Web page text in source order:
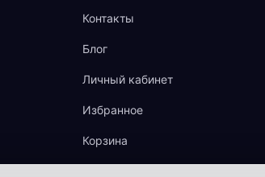
Контакты
Блог
Личный кабинет
Избранное
Корзина